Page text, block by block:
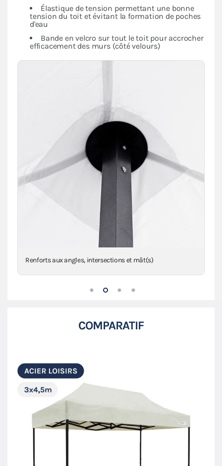
Élastique de tension permettant une bonne
tension du toit et évitant la formation de poches
d'eau
Bande en velcro sur tout le toit pour accrocher
efficacement des murs (côté velours)
Anneaux de haubanage en inox sur sangles
COMPARATIF